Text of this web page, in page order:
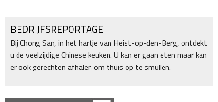
BEDRIJFSREPORTAGE
Bij Chong San, in het hartje van Heist-op-den-Berg, ontdekt
u de veelzijdige Chinese keuken. U kan er gaan eten maar kan
er ook gerechten afhalen om thuis op te smullen.